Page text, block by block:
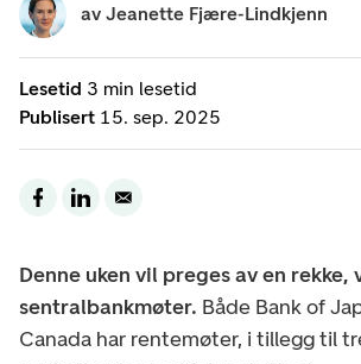
Lesetid 3 min lesetid
Publisert 15. sep. 2025
av Jeanette Fjære-Lindkjenn
Denne uken vil preges av en rekke,
sentralbankmøter. Både Bank of
Canada har rentemøter, i tillegg til